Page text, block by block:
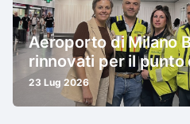
Aeroporto di Milano
rinnovati per il punto
23 Lug 2026